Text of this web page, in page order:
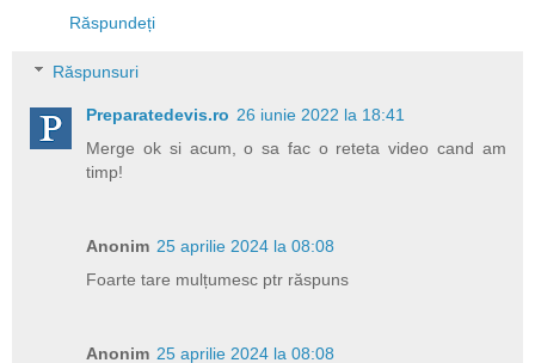
Răspundeți
Răspunsuri
Preparatedevis.ro 26 iunie 2022 la 18:41
Merge ok si acum, o sa fac o reteta video cand am
timp!
Anonim 25 aprilie 2024 la 08:08
Foarte tare mulțumesc ptr răspuns
Anonim 25 aprilie 2024 la 08:08